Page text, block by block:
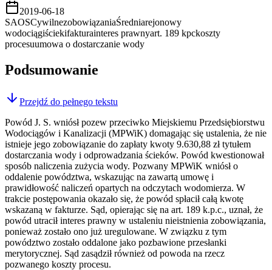
2019-06-18
SAOSCywilnezobowiązaniaŚredniarejonowy
wodociągiściekifakturainteres prawnyart. 189 kpckoszty
procesuumowa o dostarczanie wody
Podsumowanie
Przejdź do pełnego tekstu
Powód J. S. wniósł pozew przeciwko Miejskiemu Przedsiębiorstwu
Wodociągów i Kanalizacji (MPWiK) domagając się ustalenia, że nie
istnieje jego zobowiązanie do zapłaty kwoty 9.630,88 zł tytułem
dostarczania wody i odprowadzania ścieków. Powód kwestionował
sposób naliczenia zużycia wody. Pozwany MPWiK wniósł o
oddalenie powództwa, wskazując na zawartą umowę i
prawidłowość naliczeń opartych na odczytach wodomierza. W
trakcie postępowania okazało się, że powód spłacił całą kwotę
wskazaną w fakturze. Sąd, opierając się na art. 189 k.p.c., uznał, że
powód utracił interes prawny w ustaleniu nieistnienia zobowiązania,
ponieważ zostało ono już uregulowane. W związku z tym
powództwo zostało oddalone jako pozbawione przesłanki
merytorycznej. Sąd zasądził również od powoda na rzecz
pozwanego koszty procesu.